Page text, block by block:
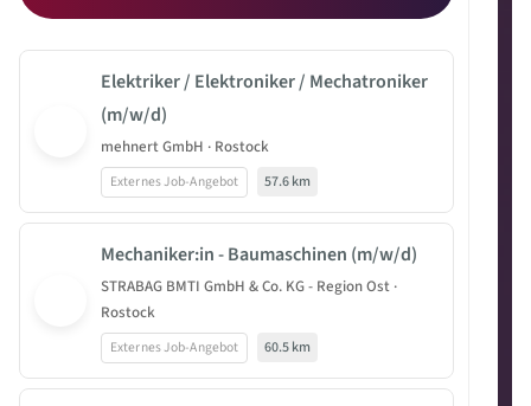
Elektriker / Elektroniker / Mechatroniker
(m/w/d)
mehnert GmbH · Rostock
Externes Job-Angebot 57.6 km
Mechaniker:in - Baumaschinen (m/w/d)
STRABAG BMTI GmbH & Co. KG - Region Ost ·
Rostock
Externes Job-Angebot 60.5 km